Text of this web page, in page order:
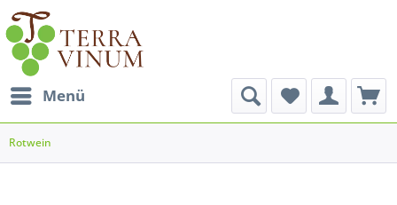
Menü
Rotwein